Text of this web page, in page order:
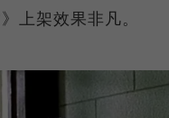
上架效果非凡。